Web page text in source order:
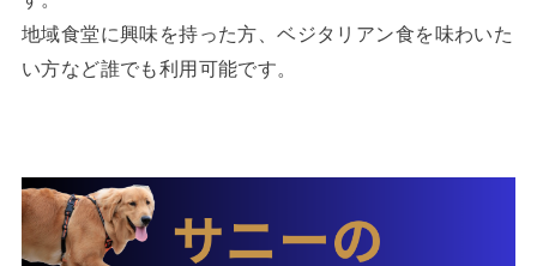
地域食堂に興味を持った方、ベジタリアン食を味わいた
い方など誰でも利用可能です。